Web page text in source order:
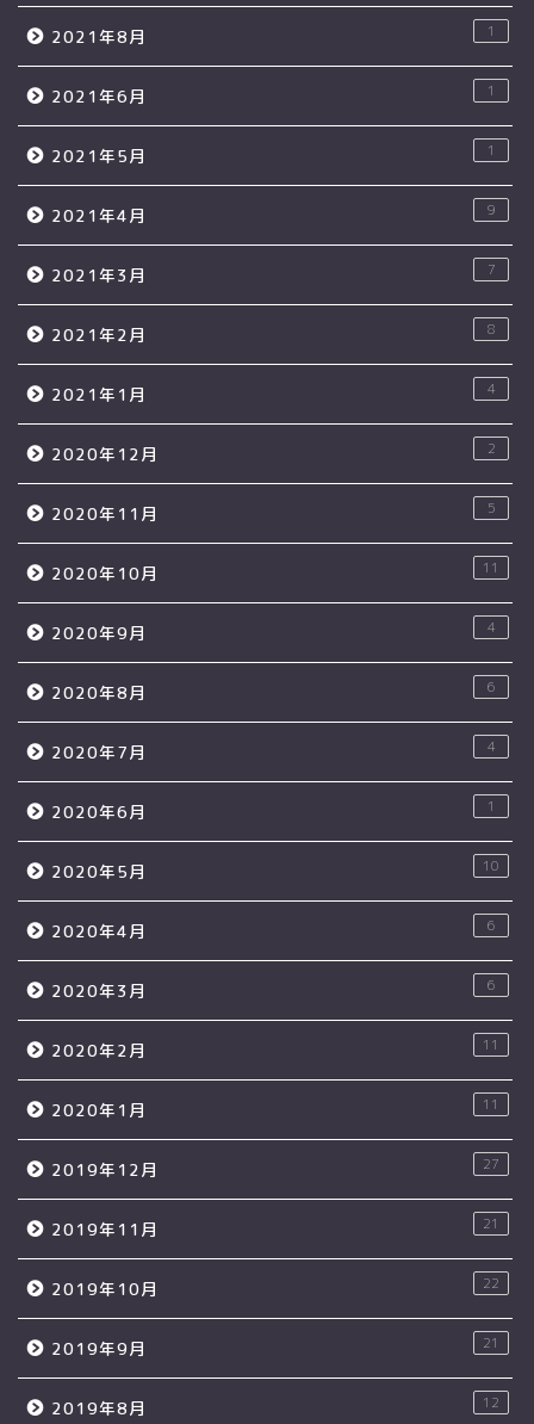
2021年8月 1
2021年6月 1
2021年5月 1
2021年4月 9
2021年3月 7
2021年2月 8
2021年1月 4
2020年12月 2
2020年11月 5
2020年10月 11
2020年9月 4
2020年8月 6
2020年7月 4
2020年6月 1
2020年5月 10
2020年4月 6
2020年3月 6
2020年2月 11
2020年1月 11
2019年12月 27
2019年11月 21
2019年10月 22
2019年9月 21
2019年8月 12